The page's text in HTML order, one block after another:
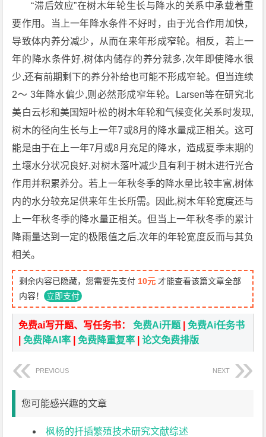
“滞后效应”在树木年轮生长与降水的关系中承载着重
要作用。当上一年降水条件不好时，由于光合作用加快，
导致体内养分减少，从而在来年形成窄轮。相反，若上一
年的降水条件好,树体内储存的养分就多,次年即使降水很
少,还有前期剩下的养分补给也可能不形成窄轮。但当连续
2～ 3年降水偏少,则必然形成窄年轮。Larsen等在研究北
美白云杉和美国短叶松的树木年轮和气候变化关系时发现,
树木的径向生长与上一年7或8月的降水量成正相关。这可
能是由于在上一年7月或8月充足的降水，造成夏季末期的
土壤水分状况良好,对树木落叶减少且有利于树木进行光合
作用并积累养分。若上一年秋冬季的降水量比较丰富,树体
内的水分较充足供来年生长所需。因此,树木年轮宽度还与
上一年秋冬季的降水量正相关。但当上一年秋冬季的累计
降雨量达到一定的极限值之后,次年的年轮宽度反而与其负
相关。
剩余内容已隐藏，您需要先支付 10元 才能查看该篇文章全部
内容！ 立即支付
免费ai写开题、写任务书：免费Ai开题 |免费Ai任务书
|免费降AI率 |免费降重复率 |论文免费排版
PREVIOUS NEXT
您可能感兴趣的文章
枫杨的扦插繁殖技术研究文献综述